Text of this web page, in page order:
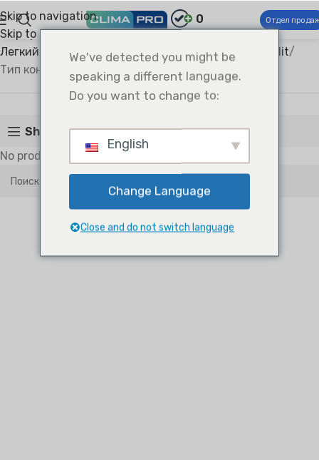
Skip to navigation
Skip to main content
0 Отдел
Climapro® Коммерческие системы ОВКВ
Легкий коммерческий кондиционер
Uni-Match Split
Тип консоли: Раздельная
Тип консоли: Раздельная
Show sidebar
No products were found matching your selection.
We've detected you might be
speaking a different language.
Do you want to change to:
English
Change Language
Close and do not switch language